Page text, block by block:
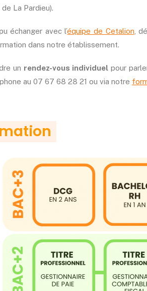
La Pardieu).
échanger avec l’équipe de Cetalion ,
dans notre établissement.
un rendez-vous individuelpour
au 07 67 68 28 21 ou via notre